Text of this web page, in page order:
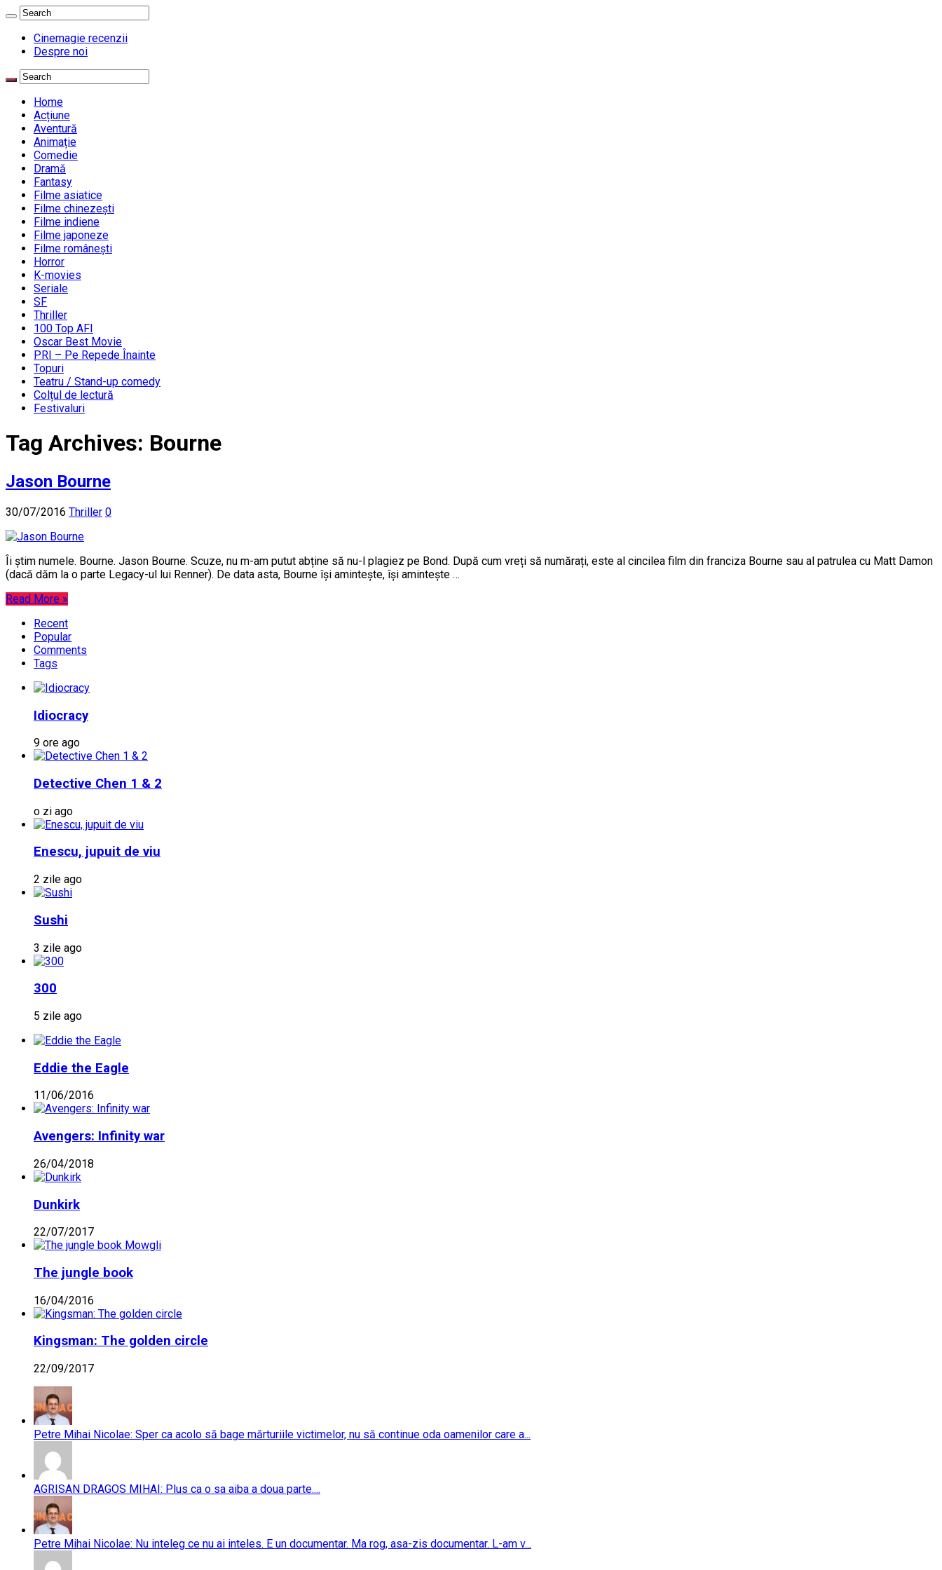
Cinemagie recenzii
Despre noi
Home
Acțiune
Aventură
Animație
Comedie
Dramă
Fantasy
Filme asiatice
Filme chinezești
Filme indiene
Filme japoneze
Filme românești
Horror
K-movies
Seriale
SF
Thriller
100 Top AFI
Oscar Best Movie
PRI – Pe Repede Înainte
Topuri
Teatru / Stand-up comedy
Colțul de lectură
Festivaluri
Tag Archives: Bourne
Jason Bourne
30/07/2016 Thriller 0
Îi știm numele. Bourne. Jason Bourne. Scuze, nu m-am putut abține să nu-l plagiez pe Bond. După cum vreți să numărați, este al cincilea film din franciza Bourne sau al patrulea cu Matt Damon
(dacă dăm la o parte Legacy-ul lui Renner). De data asta, Bourne își amintește, își amintește …
Read More »
Recent
Popular
Comments
Tags
Idiocracy
9 ore ago
Detective Chen 1 & 2
o zi ago
Enescu, jupuit de viu
2 zile ago
Sushi
3 zile ago
300
5 zile ago
Eddie the Eagle
11/06/2016
Avengers: Infinity war
26/04/2018
Dunkirk
22/07/2017
The jungle book
16/04/2016
Kingsman: The golden circle
22/09/2017
Petre Mihai Nicolae: Sper ca acolo să bage mărturiile victimelor, nu să continue oda oamenilor care a...
AGRISAN DRAGOS MIHAI: Plus ca o sa aiba a doua parte....
Petre Mihai Nicolae: Nu inteleg ce nu ai inteles. E un documentar. Ma rog, asa-zis documentar. L-am v...